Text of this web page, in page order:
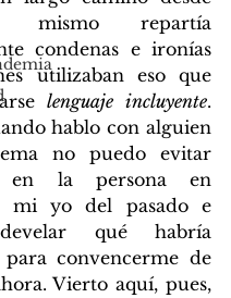
repartía
condenas e ironías
utilizaban eso que
lenguaje incluyente.
hablo con alguien
no puedo evitar
en la persona en
mi yo del pasado e
qué habría
para convencerme de
Vierto aquí, pues,